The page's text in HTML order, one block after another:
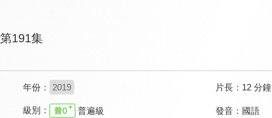
191集
年份： 2019 片長： 12 分鐘
級別： 普遍級 發音： 國語